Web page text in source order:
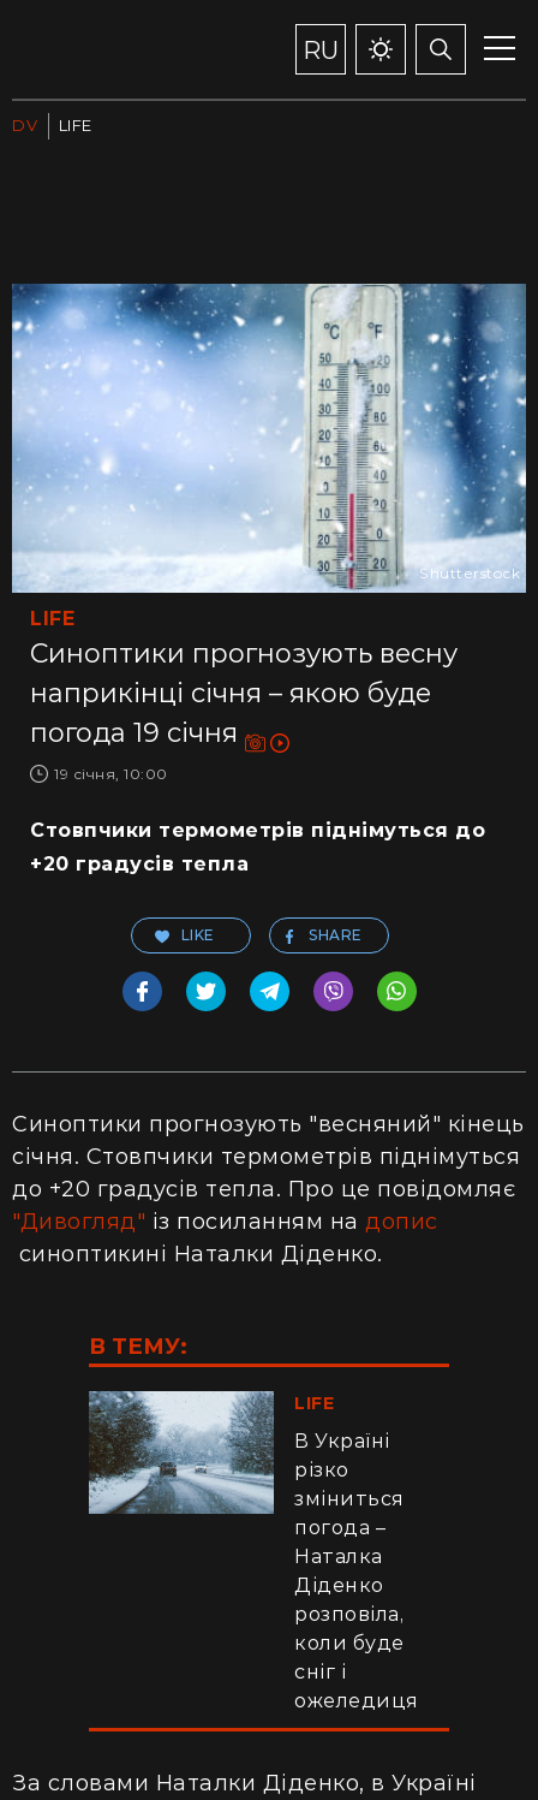
RU
DV LIFE
LIFE
Синоптики прогнозують весну
наприкінці січня – якою буде
погода 19 січня
19 січня, 10:00
Shutterstock
Стовпчики термометрів піднімуться до
+20 градусів тепла
LIKE SHARE
Синоптики прогнозують "весняний" кінець
січня. Стовпчики термометрів піднімуться
до +20 градусів тепла. Про це повідомляє
"Дивогляд" із посиланням на допис
синоптикині Наталки Діденко.
В ТЕМУ:
LIFE
В Україні
різко
зміниться
погода –
Наталка
Діденко
розповіла,
коли буде
сніг і
ожеледиця
За словами Наталки Діденко, в Україні